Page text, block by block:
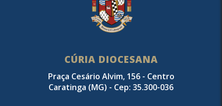
CÚRIA DIOCESANA
Praça Cesário Alvim, 156 - Centro
Caratinga (MG) - Cep: 35.300-036